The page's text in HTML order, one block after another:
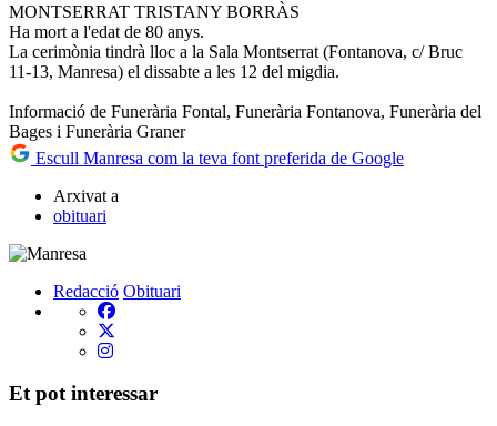
MONTSERRAT TRISTANY BORRÀS
Ha mort a l'edat de 80 anys.
La cerimònia tindrà lloc a la Sala Montserrat (Fontanova, c/ Bruc
11-13, Manresa) el dissabte a les 12 del migdia.
Informació de Funerària Fontal, Funerària Fontanova, Funerària del
Bages i Funerària Graner
Escull Manresa com la teva font preferida de Google
Arxivat a
obituari
Redacció Obituari
Et pot interessar